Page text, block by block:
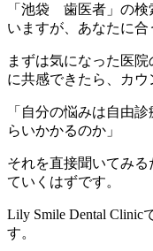
「池袋 歯医者」の検
いますが、あなたに合
まずは気になった医
に共感できたら、カウ
「自分の悩みは自由
らいかかるのか」
それを直接聞いてみ
ていくはずです。
Lily Smile Dental
す。